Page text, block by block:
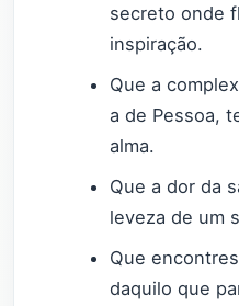
secreto onde
inspiração.
Que a
a de Pessoa,
alma.
Que a dor da
leveza de um
Que
daquilo que